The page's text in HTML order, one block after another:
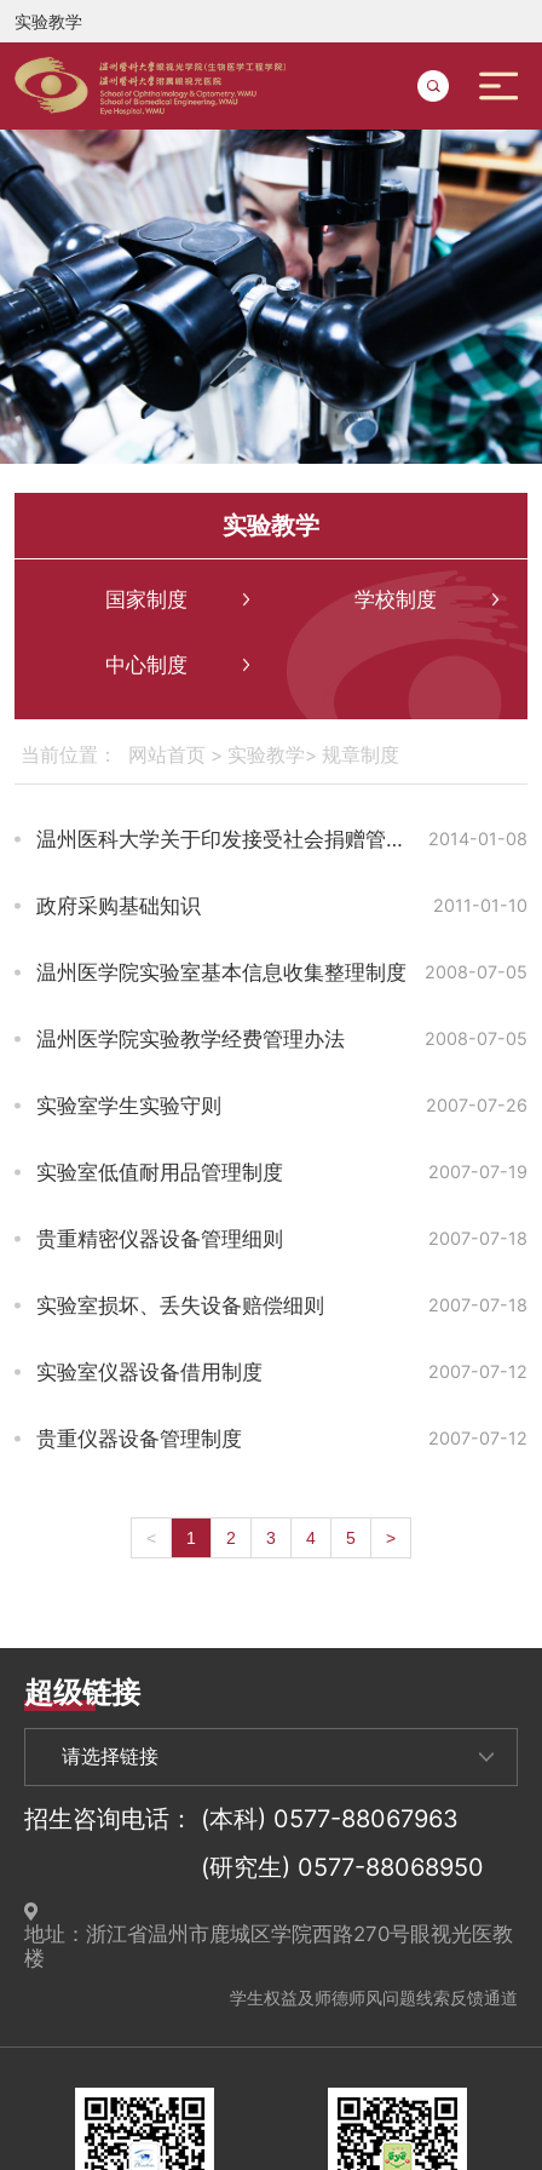
实验教学
实验教学
国家制度 学校制度
中心制度
当前位置： 网站首页 > 实验教学> 规章制度
温州医科大学关于印发接受社会捐赠管理办法的通知 2014-01-08
政府采购基础知识 2011-01-10
温州医学院实验室基本信息收集整理制度 2008-07-05
温州医学院实验教学经费管理办法 2008-07-05
实验室学生实验守则 2007-07-26
实验室低值耐用品管理制度 2007-07-19
贵重精密仪器设备管理细则 2007-07-18
实验室损坏、丢失设备赔偿细则 2007-07-18
实验室仪器设备借用制度 2007-07-12
贵重仪器设备管理制度 2007-07-12
1 2 3 4 5
超级链接
招生咨询电话： (本科) 0577-88067963
(研究生) 0577-88068950
地址：浙江省温州市鹿城区学院西路270号眼视光医教
楼
学生权益及师德师风问题线索反馈通道